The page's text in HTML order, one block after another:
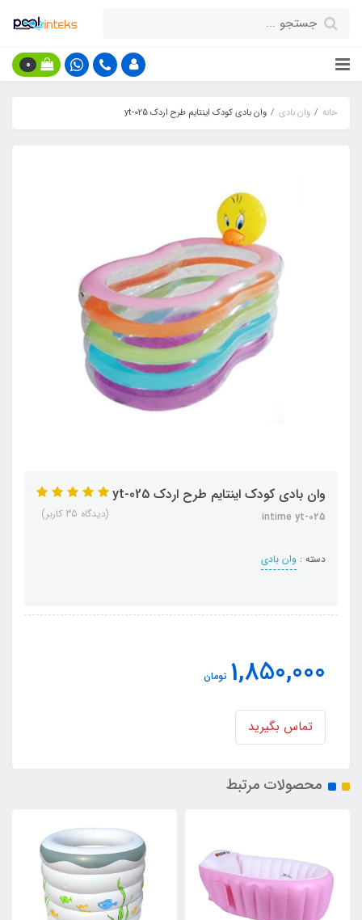
0
خانه وان بادی وان بادی کودک اینتایم طرح اردک yt-025
وان بادی کودک اینتایم طرح اردک yt-025
intime yt-025
دسته : وان بادی
(دیدگاه 35 کاربر)
1,850,000 تومان
تماس بگیرید
محصولات مرتبط